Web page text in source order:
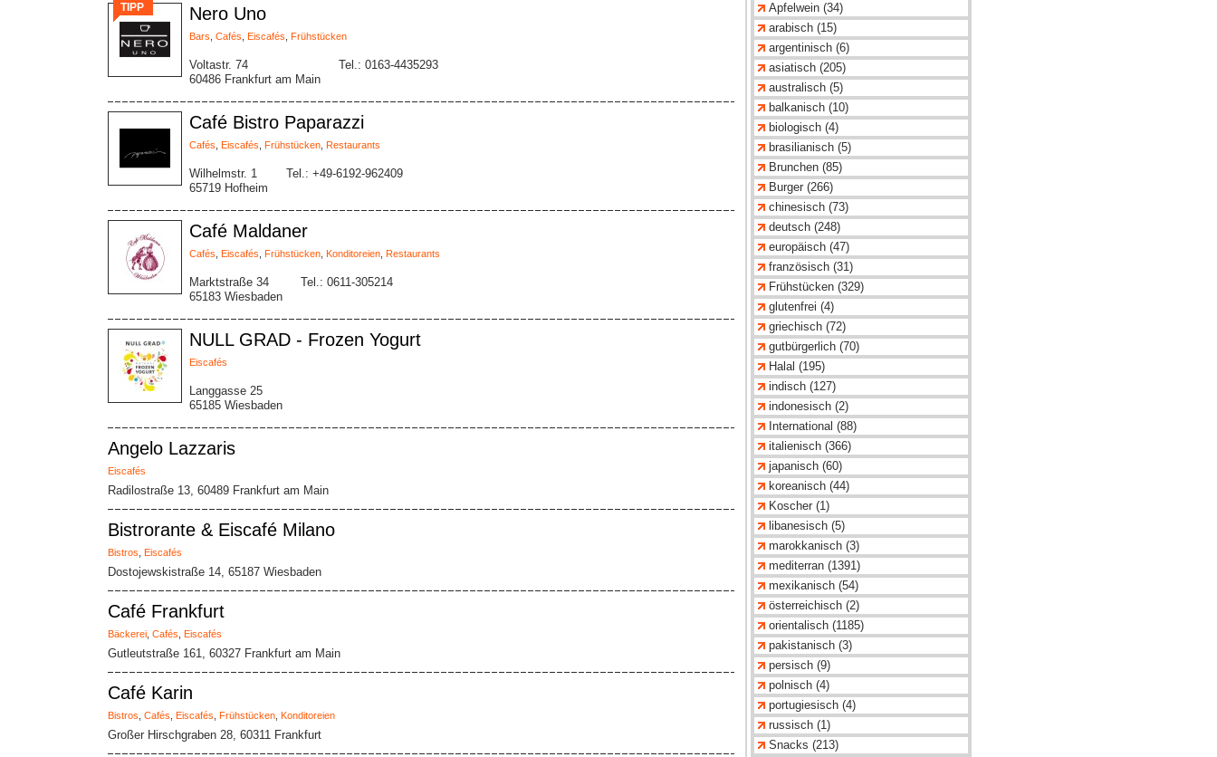
TIPP Nero Uno
Bars Cafés Eiscafés Frühstücken
Voltastr. 74
60486 Frankfurt am Main
Tel.: 0163-4435293
Café Bistro Paparazzi
Cafés Eiscafés Frühstücken Restaurants
Wilhelmstr. 1
65719 Hofheim
Tel.: +49-6192-962409
Café Maldaner
Cafés Eiscafés Frühstücken Konditoreien Restaurants
Marktstraße 34
65183 Wiesbaden
Tel.: 0611-305214
NULL GRAD - Frozen Yogurt
Eiscafés
Langgasse 25
65185 Wiesbaden
Angelo Lazzaris
Eiscafés
Radilostraße 13, 60489 Frankfurt am Main
Bistrorante & Eiscafé Milano
Bistros Eiscafés
Dostojewskistraße 14, 65187 Wiesbaden
Café Frankfurt
Bäckerei Cafés Eiscafés
Gutleutstraße 161, 60327 Frankfurt am Main
Café Karin
Bistros Cafés Eiscafés Frühstücken Konditoreien
Großer Hirschgraben 28, 60311 Frankfurt
Apfelwein (34)
arabisch (15)
argentinisch (6)
asiatisch (205)
australisch (5)
balkanisch (10)
biologisch (4)
brasilianisch (5)
Brunchen (85)
Burger (266)
chinesisch (73)
deutsch (248)
europäisch (47)
französisch (31)
Frühstücken (329)
glutenfrei (4)
griechisch (72)
gutbürgerlich (70)
Halal (195)
indisch (127)
indonesisch (2)
International (88)
italienisch (366)
japanisch (60)
koreanisch (44)
Koscher (1)
libanesisch (5)
marokkanisch (3)
mediterran (1391)
mexikanisch (54)
österreichisch (2)
orientalisch (1185)
pakistanisch (3)
persisch (9)
polnisch (4)
portugiesisch (4)
russisch (1)
Snacks (213)